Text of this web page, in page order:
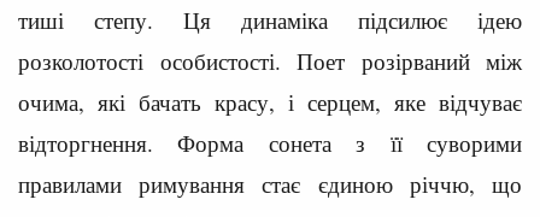
тиші степу. Ця динаміка підсилює ідею
розколотості особистості. Поет розірваний між
очима, які бачать красу, і серцем, яке відчуває
відторгнення. Форма сонета з її суворими
правилами римування стає єдиною річчю, що